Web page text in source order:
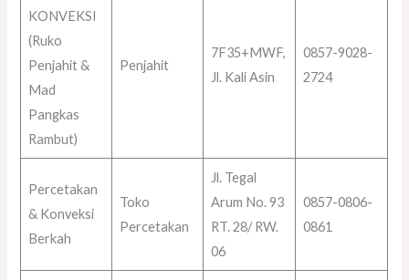
KONVEKSI
(Ruko
Penjahit &
Mad
Pangkas
Rambut)
Penjahit
7F35+MWF,
Jl. Kali Asin
0857-9028-
2724
Percetakan
& Konveksi
Berkah
Toko
Percetakan
Jl. Tegal
Arum No. 93
RT. 28/ RW.
06
0857-0806-
0861